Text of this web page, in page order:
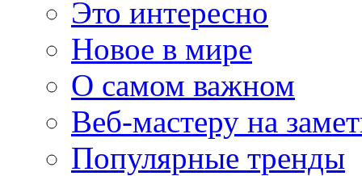
Это интересно
Новое в мире
О самом важном
Веб-мастеру на
Популярные тренды